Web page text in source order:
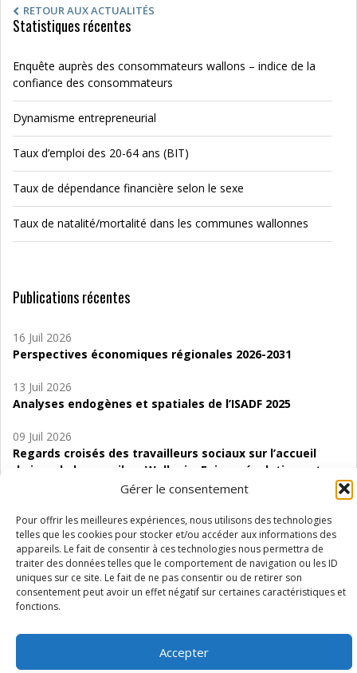
Gérer le consentement
Pour offrir les meilleures expériences, nous utilisons des technologies
telles que les cookies pour stocker et/ou accéder aux informations des
appareils. Le fait de consentir à ces technologies nous permettra de
traiter des données telles que le comportement de navigation ou les ID
uniques sur ce site. Le fait de ne pas consentir ou de retirer son
consentement peut avoir un effet négatif sur certaines caractéristiques et
fonctions.
Accepter
RETOUR AUX ACTUALITÉS
Statistiques récentes
Enquête auprès des consommateurs wallons – indice de la
confiance des consommateurs
Dynamisme entrepreneurial
Taux d’emploi des 20-64 ans (BIT)
Taux de dépendance financière selon le sexe
Taux de natalité/mortalité dans les communes wallonnes
Publications récentes
16 Juil 2026
Perspectives économiques régionales 2026-2031
13 Juil 2026
Analyses endogènes et spatiales de l’ISADF 2025
09 Juil 2026
Regards croisés des travailleurs sociaux sur l’accueil
de jour de bas seuil en Wallonie. Enjeux, évolutions et
06 Juil 2026
Étude d’évaluabilité des Structures
d’accompagnement à l’autocréation d’emploi (SAACE)
01 Juil 2026
Pénurie du personnel infirmier :quels indicateurs
Wallonie ?